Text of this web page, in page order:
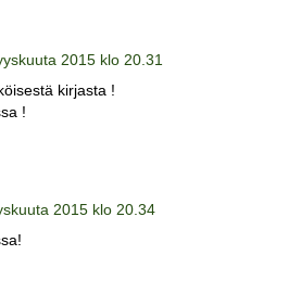
2015 klo 20.31
kirjasta !
!
2015 klo 20.34